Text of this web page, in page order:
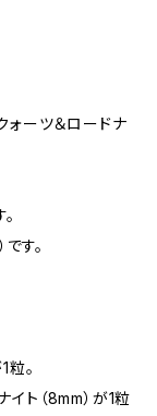
ォーツ＆ロードナ
す。
粒。
イト（8mm）が1粒